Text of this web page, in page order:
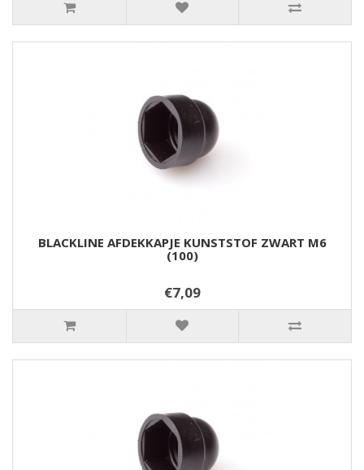
BLACKLINE AFDEKKAPJE KUNSTSTOF ZWART M6
(100)
€7,09